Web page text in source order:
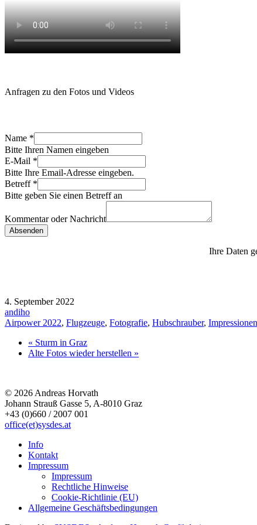
Anfragen zu den Fotos und Videos
Name *
Bitte Ihren Namen eingeben
E-Mail *
Bitte Ihre Email-Adresse eingeben.
Betreff *
Bitte geben Sie einen Betreff an
Kommentar oder Nachricht
Absenden
Ihre Daten
4. September 2022
andiho
Airpower 2022, Flugzeuge, Fotografie, Hubschrauber, Impressionen
« Sturm in Graz
Alte Fotos wieder herstellen »
© 2026 Andreas Horvath
Johann Strauß Gasse 5, A-8010 Graz
+43 (0)660 / 2007 001
office(et)sysdes.at
Info
Kontakt
Impressum
Impressum
Rechtliche Hinweise
Cookie-Richtlinie (EU)
Allgemeine Geschäftsbedingungen